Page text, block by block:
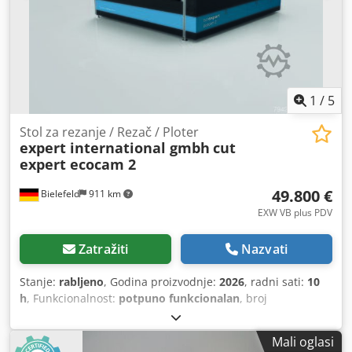
1 / 5
Bielefeld 911 km
Stol za rezanje / Rezač / Ploter
expert international gmbh cut
expert ecocam 2
49.800 €
EXW VB plus PDV
Zatražiti Nazvati
Stanje: rabljeno, Godina proizvodnje: 2026, radni sati: 10
h, Funkcionalnost: potpuno funkcionalan, broj
, radna širina:
visina:100 mm, širina rezanja (maks.):1.600 mm, broj
mjesta u spremniku alata:
, Rabljeni CNC rezač/plotter.
Mali oglasi